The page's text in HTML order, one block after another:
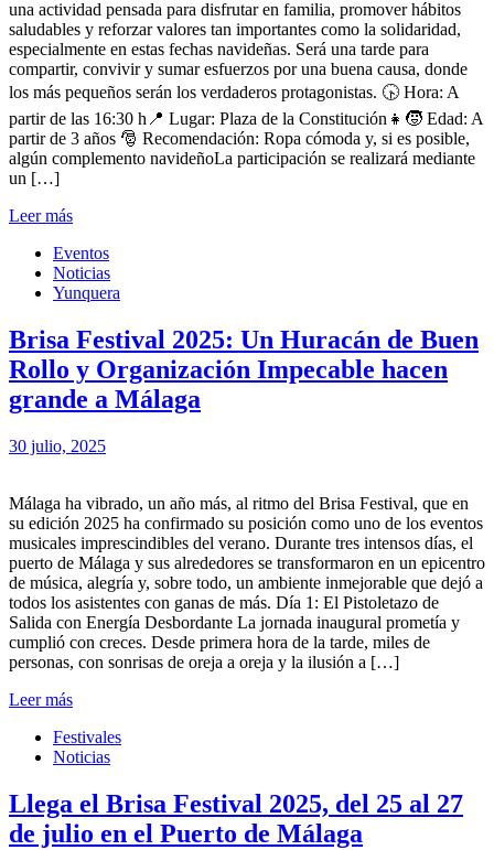
una actividad pensada para disfrutar en familia, promover hábitos
saludables y reforzar valores tan importantes como la solidaridad,
especialmente en estas fechas navideñas. Será una tarde para
compartir, convivir y sumar esfuerzos por una buena causa, donde
los más pequeños serán los verdaderos protagonistas. 🕟 Hora: A
partir de las 16:30 h📍 Lugar: Plaza de la Constitución👧🧒 Edad: A
partir de 3 años 🎅 Recomendación: Ropa cómoda y, si es posible,
algún complemento navideñoLa participación se realizará mediante
un […]
Leer más
Eventos
Noticias
Yunquera
Brisa Festival 2025: Un Huracán de Buen
Rollo y Organización Impecable hacen
grande a Málaga
30 julio, 2025
Málaga ha vibrado, un año más, al ritmo del Brisa Festival, que en
su edición 2025 ha confirmado su posición como uno de los eventos
musicales imprescindibles del verano. Durante tres intensos días, el
puerto de Málaga y sus alrededores se transformaron en un epicentro
de música, alegría y, sobre todo, un ambiente inmejorable que dejó a
todos los asistentes con ganas de más. Día 1: El Pistoletazo de
Salida con Energía Desbordante La jornada inaugural prometía y
cumplió con creces. Desde primera hora de la tarde, miles de
personas, con sonrisas de oreja a oreja y la ilusión a […]
Leer más
Festivales
Noticias
Llega el Brisa Festival 2025, del 25 al 27
de julio en el Puerto de Málaga